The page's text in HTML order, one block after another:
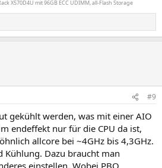
X570D4U mit 96GB ECC UDIMM, all-Flash Storage
#9
gekühlt werden, was mit einer AIO
endeffekt nur für die CPU da ist,
allcore bei ~4GHz bis 4,3GHz.
Kühlung. Dazu braucht man